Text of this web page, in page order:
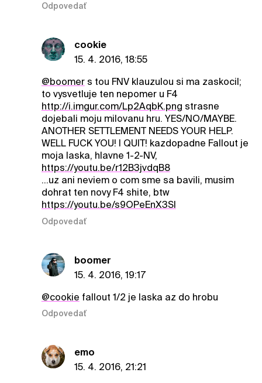
Odpovedať
cookie
15. 4. 2016, 18:55
@boomers tou FNV klauzulou si ma zaskocil;
to vysvetluje ten nepomer u F4
http://i.imgur.com/Lp2AqbK.png strasne
dojebali moju milovanu hru. YES/NO/MAYBE.
ANOTHER SETTLEMENT NEEDS YOUR HELP.
WELL FUCK YOU! I QUIT! kazdopadne Fallout je
moja laska, hlavne 1-2-NV,
https://youtu.be/r12B3jvdqB8
...uz ani neviem o com sme sa bavili, musim
dohrat ten novy F4 shite, btw
https://youtu.be/s9OPeEnX3SI
Odpovedať
boomer
15. 4. 2016, 19:17
@cookie fallout 1/2 je laska az do hrobu
Odpovedať
emo
15. 4. 2016, 21:21